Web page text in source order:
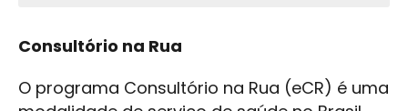
Consultório na Rua
O programa Consultório na Rua (eCR) é uma